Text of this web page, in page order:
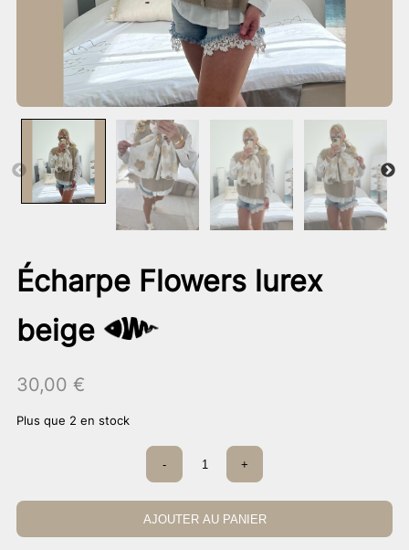
Écharpe Flowers lurex
beige
30,00 €
Plus que 2 en stock
quantité
Écharpe
Flowers
lurex
- +
AJOUTER AU PANIER